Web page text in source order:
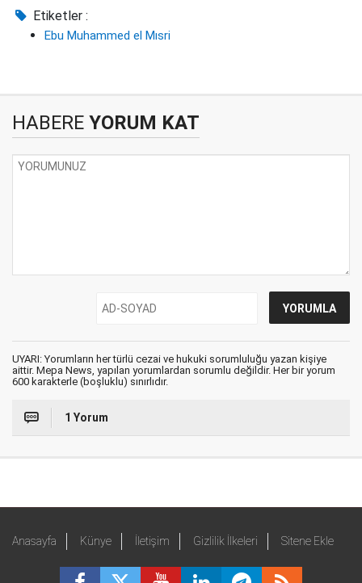
Etiketler :
Ebu Muhammed el Mısri
HABERE YORUM KAT
UYARI: Yorumların her türlü cezai ve hukuki sorumluluğu yazan kişiye
aittir. Mepa News, yapılan yorumlardan sorumlu değildir. Her bir yorum
600 karakterle (boşluklu) sınırlıdır.
1 Yorum
Anasayfa Künye İletişim Gizlilik İlkeleri Sitene Ekle